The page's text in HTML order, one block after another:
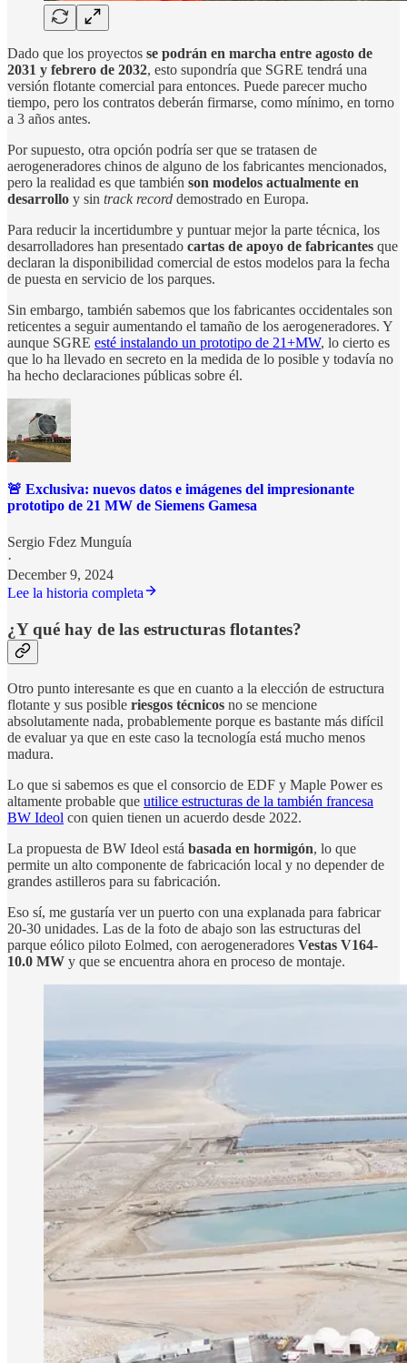
Dado que los proyectos se podrán en marcha entre agosto de
2031 y febrero de 2032, esto supondría que SGRE tendrá una
versión flotante comercial para entonces. Puede parecer mucho
tiempo, pero los contratos deberán firmarse, como mínimo, en torno
a 3 años antes.
Por supuesto, otra opción podría ser que se tratasen de
aerogeneradores chinos de alguno de los fabricantes mencionados,
pero la realidad es que también son modelos actualmente en
desarrollo y sin track record demostrado en Europa.
Para reducir la incertidumbre y puntuar mejor la parte técnica, los
desarrolladores han presentado cartas de apoyo de fabricantes que
declaran la disponibilidad comercial de estos modelos para la fecha
de puesta en servicio de los parques.
Sin embargo, también sabemos que los fabricantes occidentales son
reticentes a seguir aumentando el tamaño de los aerogeneradores. Y
aunque SGRE esté instalando un prototipo de 21+MW, lo cierto es
que lo ha llevado en secreto en la medida de lo posible y todavía no
ha hecho declaraciones públicas sobre él.
🚨 Exclusiva: nuevos datos e imágenes del impresionante
prototipo de 21 MW de Siemens Gamesa
Sergio Fdez Munguía
·
December 9, 2024
Lee la historia completa
¿Y qué hay de las estructuras flotantes?
Otro punto interesante es que en cuanto a la elección de estructura
flotante y sus posible riesgos técnicos no se mencione
absolutamente nada, probablemente porque es bastante más difícil
de evaluar ya que en este caso la tecnología está mucho menos
madura.
Lo que si sabemos es que el consorcio de EDF y Maple Power es
altamente probable que utilice estructuras de la también francesa
BW Ideol con quien tienen un acuerdo desde 2022.
La propuesta de BW Ideol está basada en hormigón, lo que
permite un alto componente de fabricación local y no depender de
grandes astilleros para su fabricación.
Eso sí, me gustaría ver un puerto con una explanada para fabricar
20-30 unidades. Las de la foto de abajo son las estructuras del
parque eólico piloto Eolmed, con aerogeneradores Vestas V164-
10.0 MW y que se encuentra ahora en proceso de montaje.